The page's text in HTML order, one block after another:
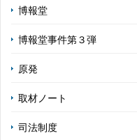
博報堂
博報堂事件第３弾
原発
取材ノート
司法制度